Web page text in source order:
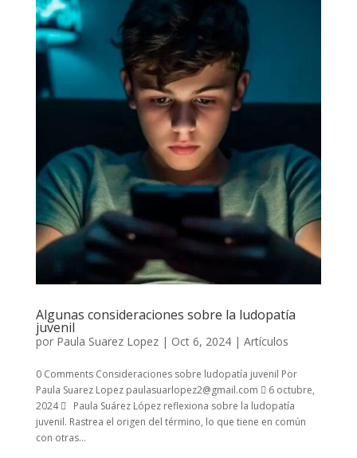
Algunas consideraciones sobre la ludopatía
juvenil
por Paula Suarez Lopez| Oct 6, 2024| Artículos
0 Comments Consideraciones sobre ludopatía juvenil Por
Paula Suarez Lopez paulasuarlopez2@gmail.com  6 octubre,
2024  Paula Suárez López reflexiona sobre la ludopatía
juvenil. Rastrea el origen del término, lo que tiene en común
con otras...